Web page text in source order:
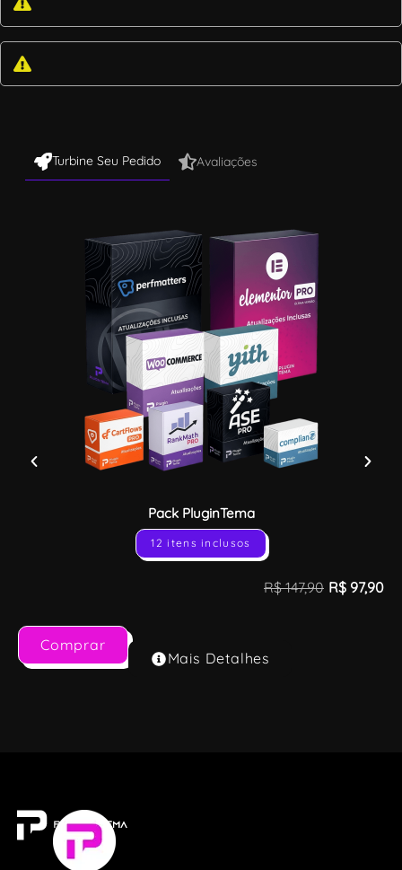
Turbine Seu Pedido Avaliações
Pack PluginTema
12 itens inclusos
R$147,90 R$ 97,90
Comprar
Mais Detalhes